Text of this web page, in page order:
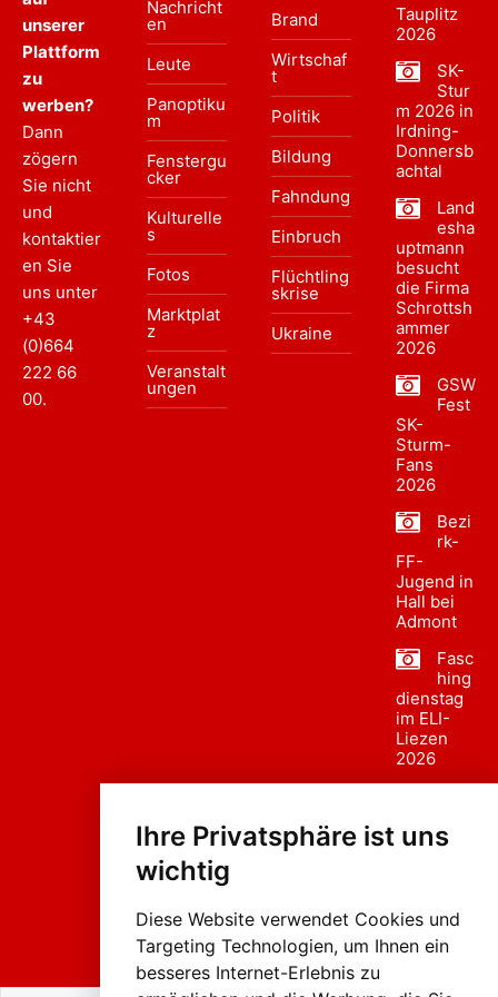
Ihre Privatsphäre ist uns
wichtig
Diese Website verwendet Cookies und
Targeting Technologien, um Ihnen ein
besseres Internet-Erlebnis zu
unserer
Plattform
zu
werben?
Dann
zögern
Sie nicht
und
kontaktier
en Sie
uns unter
+43
(0)664
222 66
00.
Nachricht
en
Leute
Panoptiku
m
Fenstergu
cker
Kulturelle
s
Fotos
Marktplat
z
Veranstalt
ungen
Brand
Wirtschaf
t
Politik
Bildung
Fahndung
Einbruch
Flüchtling
skrise
Ukraine
Tauplitz
2026
SK-
Stur
m 2026 in
Irdning-
Donnersb
achtal
Land
esha
uptmann
besucht
die Firma
Schrottsh
ammer
2026
GSW
Fest
SK-
Sturm-
Fans
2026
Bezi
rk-
FF-
Jugend in
Hall bei
Admont
Fasc
hing
dienstag
im ELI-
Liezen
2026
sumzug
Liezen